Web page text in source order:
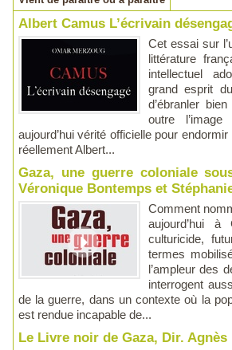
Albert Camus L’écrivain
Cet essai sur
littérature
intellectuel
grand esprit
d’ébranler
outre l’image
aujourd’hui vérité officielle pour
réellement Albert...
Gaza, une guerre coloniale
Véronique Bontemps et
Comment
aujourd’hui
culturicide,
termes
l’ampleur des
interrogent
de la guerre, dans un contexte où la
est rendue incapable de...
Le Livre noir de Gaza, Dir.